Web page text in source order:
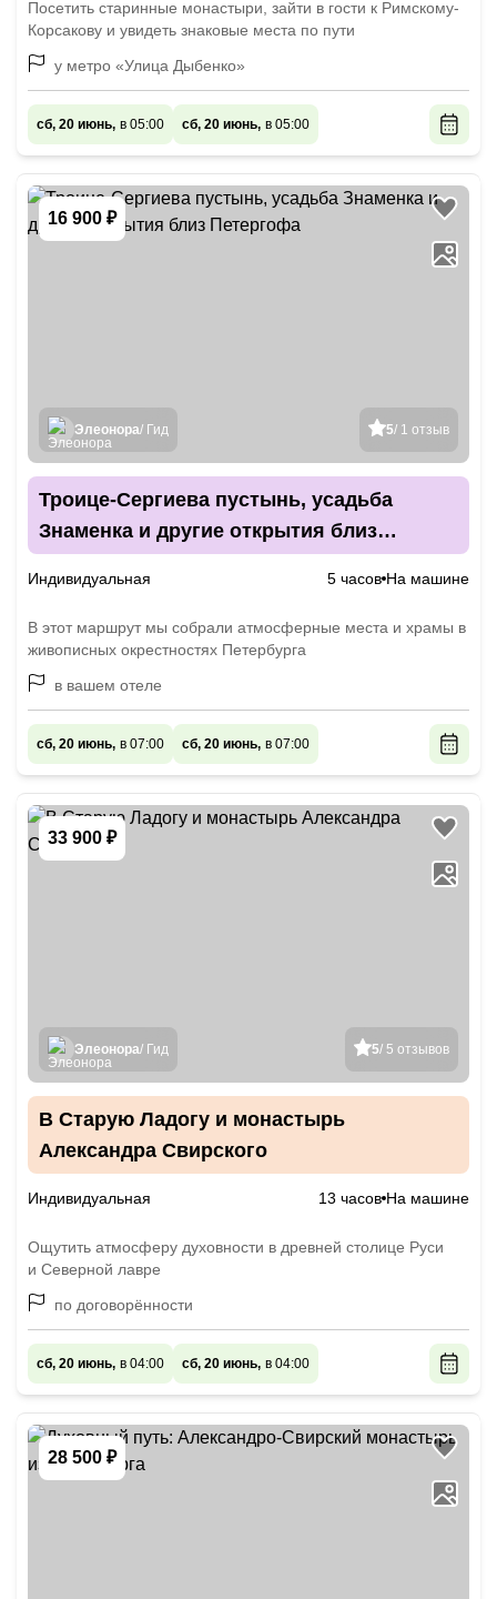
Посетить старинные монастыри, зайти в гости к Римскому-
Корсакову и увидеть знаковые места по пути
у метро «Улица Дыбенко»
сб, 20 июнь, в 05:00 сб, 20 июнь, в 05:00
16 900 ₽
5/ 1 отзыв
Элеонора/ Гид
Троице-Сергиева пустынь, усадьба
Знаменка и другие открытия близ
Индивидуальная 5 часов На машине
В этот маршрут мы собрали атмосферные места и храмы в
живописных окрестностях Петербурга
в вашем отеле
сб, 20 июнь, в 07:00 сб, 20 июнь, в 07:00
33 900 ₽
5/ 5 отзывов
Элеонора/ Гид
В Старую Ладогу и монастырь
Александра Свирского
Индивидуальная 13 часов На машине
Ощутить атмосферу духовности в древней столице Руси
и Северной лавре
по договорённости
сб, 20 июнь, в 04:00 сб, 20 июнь, в 04:00
28 500 ₽